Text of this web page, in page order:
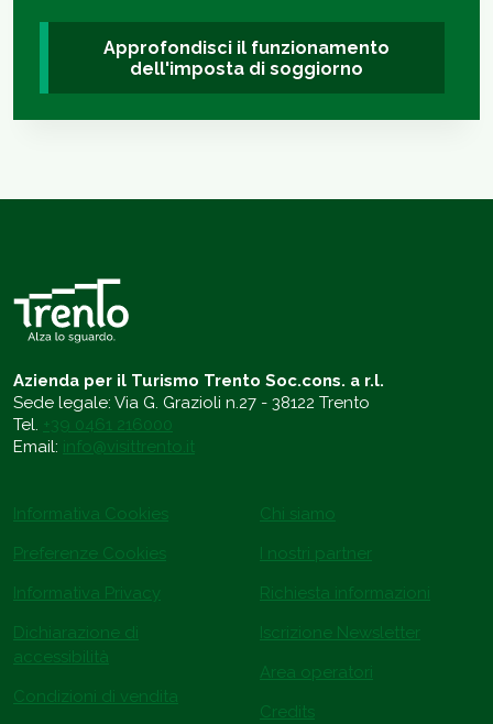
Approfondisci il funzionamento
dell'imposta di soggiorno
Azienda per il Turismo Trento Soc.cons. a r.l.
Sede legale: Via G. Grazioli n.27 - 38122 Trento
Tel. +39 0461 216000
Email: info@visittrento.it
Informativa Cookies
Preferenze Cookies
Informativa Privacy
Dichiarazione di
accessibilità
Condizioni di vendita
Chi siamo
I nostri partner
Richiesta informazioni
Iscrizione Newsletter
Area operatori
Credits